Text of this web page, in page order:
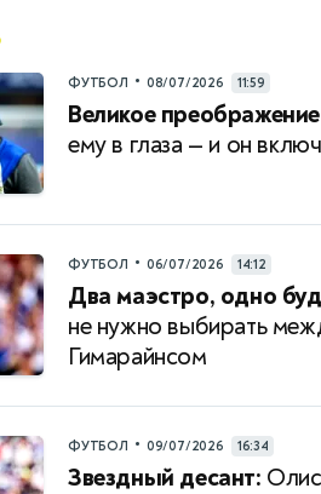
ФУТБОЛ • 08/07/2026 11:59
Великое
ему в глаза — и он
ФУТБОЛ • 06/07/2026 14:12
Два маэстро, одно
не нужно выбирать
Гимарайнсом
ФУТБОЛ • 09/07/2026 16:34
Звездный десант: